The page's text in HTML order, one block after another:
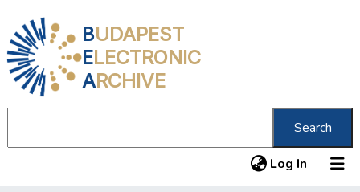
BUDAPEST
ELECTRONIC
ARCHIVE
Search
Log In (current)